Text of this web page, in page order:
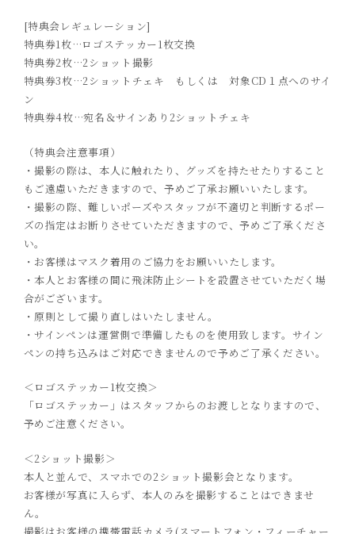
[特典会レギュレーション]
特典券1枚…ロゴステッカー1枚交換
特典券2枚…2ショット撮影
特典券3枚…2ショットチェキ もしくは 対象CD１点へのサイ
ン
特典券4枚…宛名＆サインあり2ショットチェキ
（特典会注意事項）
・撮影の際は、本人に触れたり、グッズを持たせたりすること
もご遠慮いただきますので、予めご了承お願いいたします。
・撮影の際、難しいポーズやスタッフが不適切と判断するポー
ズの指定はお断りさせていただきますので、予めご了承くださ
い。
・お客様はマスク着用のご協力をお願いいたします。
・本人とお客様の間に飛沫防止シートを設置させていただく場
合がございます。
・原則として撮り直しはいたしません。
・サインペンは運営側で準備したものを使用致します。サイン
ペンの持ち込みはご対応できませんので予めご了承ください。
＜ロゴステッカー1枚交換＞
「ロゴステッカー」はスタッフからのお渡しとなりますので、
予めご注意ください。
＜2ショット撮影＞
本人と並んで、スマホでの2ショット撮影会となります。
お客様が写真に入らず、本人のみを撮影することはできませ
ん。